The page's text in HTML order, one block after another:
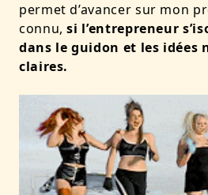
permet d’avancer sur mon
connu,si l’entrepreneur
dans le guidon et les idées
claires.